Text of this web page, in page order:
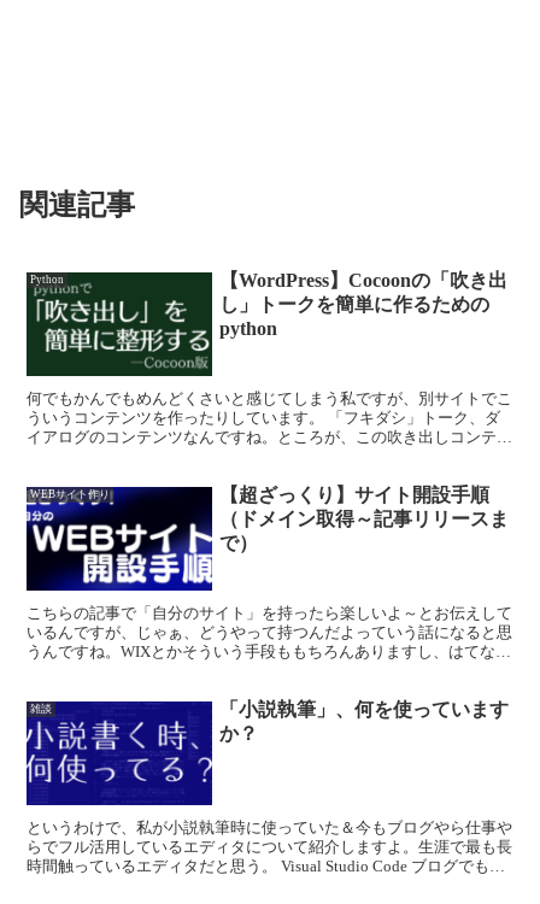
関連記事
Python
【WordPress】Cocoonの「吹き出
し」トークを簡単に作るための
python
何でもかんでもめんどくさいと感じてしまう私ですが、別サイトでこ
ういうコンテンツを作ったりしています。 「フキダシ」トーク、ダ
イアログのコンテンツなんですね。ところが、この吹き出しコンテン
WEBサイト作り
【超ざっくり】サイト開設手順
（ドメイン取得～記事リリースま
で）
こちらの記事で「自分のサイト」を持ったら楽しいよ～とお伝えして
いるんですが、じゃぁ、どうやって持つんだよっていう話になると思
うんですね。WIXとかそういう手段ももちろんありますし、はてなブ
雑談
「小説執筆」、何を使っています
か？
というわけで、私が小説執筆時に使っていた＆今もブログやら仕事や
らでフル活用しているエディタについて紹介しますよ。生涯で最も長
時間触っているエディタだと思う。 Visual Studio Code ブログでも小